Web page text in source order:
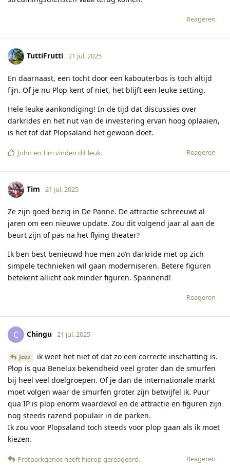
Reageren
TuttiFrutti 21 jul. 2025
En daarnaast, een tocht door een kabouterbos is toch altijd
fijn. Of je nu Plop kent of niet, het blijft een leuke setting.
Hele leuke aankondiging! In de tijd dat discussies over
darkrides en het nut van de investering ervan hoog oplaaien,
is het tof dat Plopsaland het gewoon doet.
Reageren
John en Tim vinden dit leuk.
Tim 21 jul. 2025
Ze zijn goed bezig in De Panne. De attractie schreeuwt al
jaren om een nieuwe update. Zou dit volgend jaar al aan de
beurt zijn of pas na het flying theater?
Ik ben best benieuwd hoe men zo’n darkride met op zich
simpele technieken wil gaan moderniseren. Betere figuren
betekent allicht ook minder figuren. Spannend!
Reageren
C Chingu 21 jul. 2025
Jozz
ik weet het niet of dat zo een correcte inschatting is.
Plop is qua Benelux bekendheid veel groter dan de smurfen
bij heel veel doelgroepen. Of je dan de internationale markt
moet volgen waar de smurfen groter zijn betwijfel ik. Puur
qua IP is plop enorm waardevol en de attractie en figuren zijn
nog steeds razend populair in de parken.
Ik zou voor Plopsaland toch steeds voor plop gaan als ik moet
kiezen.
Reageren
Pretparkgenot heeft hierop gereageerd.